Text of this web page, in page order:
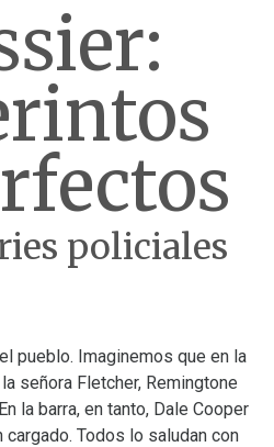
policiales
pueblo. Imaginemos que en la
señora Fletcher, Remingtone
la barra, en tanto, Dale Cooper
Todos lo saludan con